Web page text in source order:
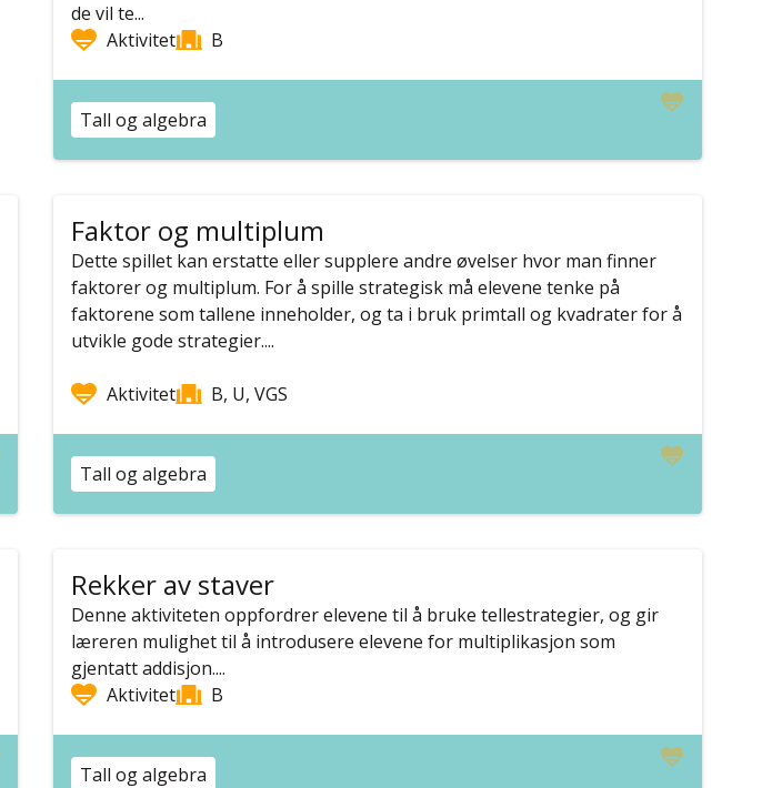
de vil te...
Aktivitet
B
Tall og algebra
Faktor og multiplum
Dette spillet kan erstatte eller supplere andre øvelser hvor man finner
faktorer og multiplum. For å spille strategisk må elevene tenke på
faktorene som tallene inneholder, og ta i bruk primtall og kvadrater for å
utvikle gode strategier....
Aktivitet B, U, VGS
Tall og algebra
Rekker av staver
Denne aktiviteten oppfordrer elevene til å bruke tellestrategier, og gir
læreren mulighet til å introdusere elevene for multiplikasjon som
gjentatt addisjon....
Aktivitet
B
Tall og algebra